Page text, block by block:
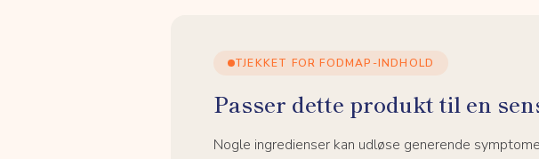
TJEKKET FOR FODMAP-INDHOLD
Passer dette produkt til en
Nogle ingredienser kan udløse generende